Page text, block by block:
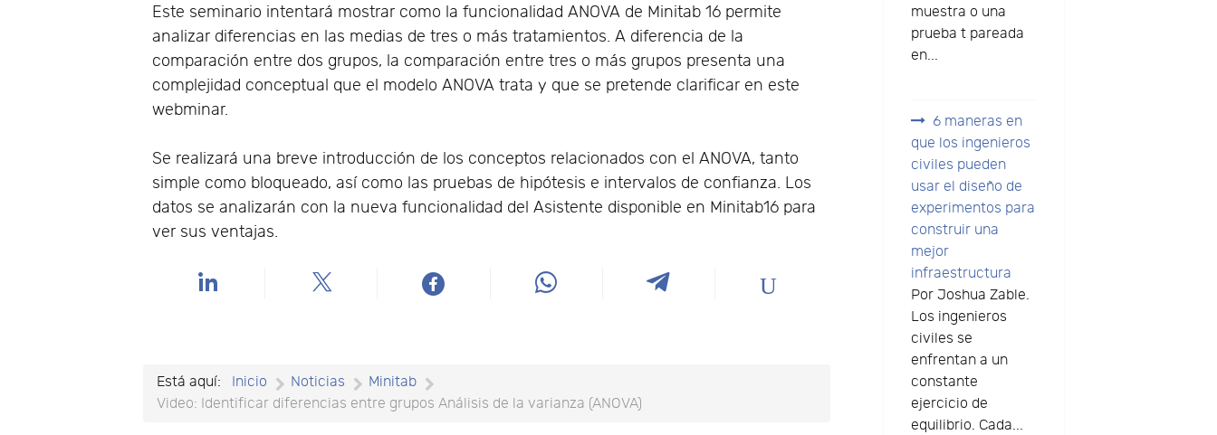
Este seminario intentará mostrar como la funcionalidad ANOVA de Minitab 16 permite
analizar diferencias en las medias de tres o más tratamientos. A diferencia de la
comparación entre dos grupos, la comparación entre tres o más grupos presenta una
complejidad conceptual que el modelo ANOVA trata y que se pretende clarificar en este
webminar.
Se realizará una breve introducción de los conceptos relacionados con el ANOVA, tanto
simple como bloqueado, así como las pruebas de hipótesis e intervalos de confianza. Los
datos se analizarán con la nueva funcionalidad del Asistente disponible en Minitab16 para
ver sus ventajas.
Está aquí: Inicio Noticias
Minitab
Video: Identificar diferencias entre grupos Análisis de la varianza (ANOVA)
muestra o una
prueba t pareada
en...
6 maneras en
que los ingenieros
civiles pueden
usar el diseño de
experimentos para
construir una
mejor
infraestructura
Por Joshua Zable.
Los ingenieros
civiles se
enfrentan a un
constante
ejercicio de
equilibrio. Cada...